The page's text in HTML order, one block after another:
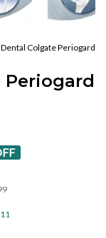
Colgate Periogard
Periogard